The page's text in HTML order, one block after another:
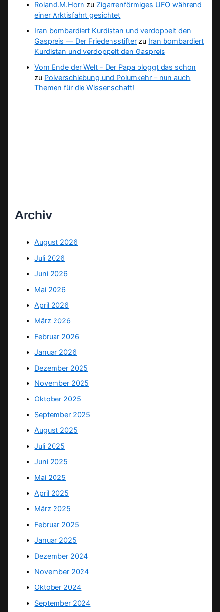
Roland.M.Horn zu Zigarrenförmiges UFO während
einer Arktisfahrt gesichtet
Iran bombardiert Kurdistan und verdoppelt den
Gaspreis — Der Friedensstifter zu Iran bombardiert
Kurdistan und verdoppelt den Gaspreis
Vom Ende der Welt - Der Papa bloggt das schon
zu Polverschiebung und Polumkehr – nun auch
Themen für die Wissenschaft!
Archiv
August 2026
Juli 2026
Juni 2026
Mai 2026
April 2026
März 2026
Februar 2026
Januar 2026
Dezember 2025
November 2025
Oktober 2025
September 2025
August 2025
Juli 2025
Juni 2025
Mai 2025
April 2025
März 2025
Februar 2025
Januar 2025
Dezember 2024
November 2024
Oktober 2024
September 2024